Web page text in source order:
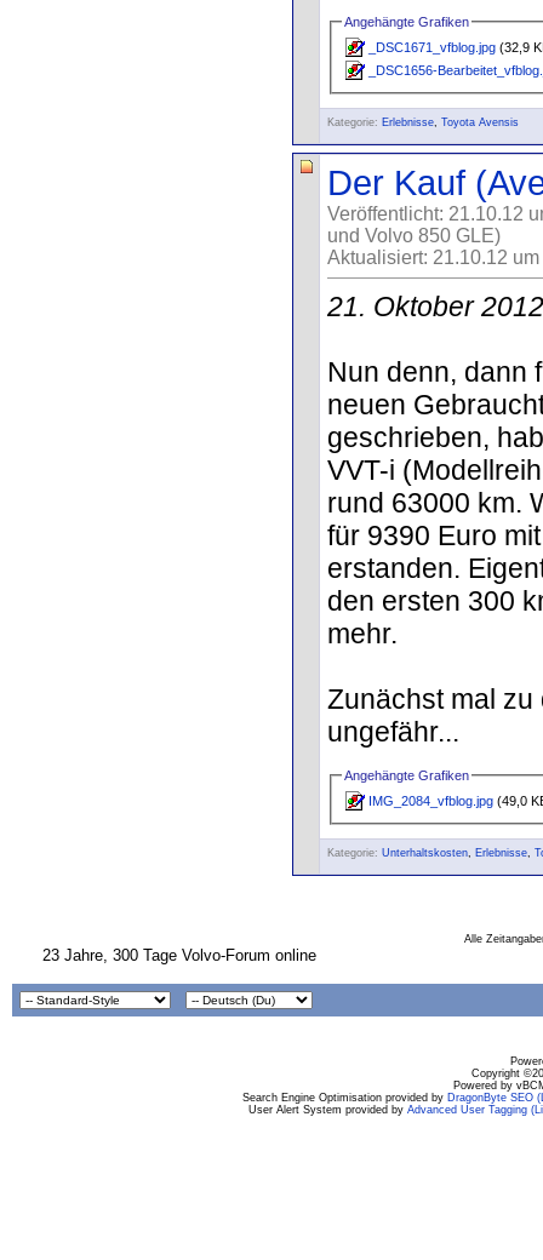
Angehängte Grafiken
_DSC1671_vfblog.jpg (32,9
_DSC1656-
Kategorie: Erlebnisse, Toyota Avensis
Der Kauf
Veröffentlicht: 21.10.12
und Volvo 850 GLE)
Aktualisiert: 21.10.12
21. Oktober 2012
Nun denn, dann
neuen
geschrieben,
VVT-i
rund 63000 km.
für 9390 Euro
erstanden.
den ersten 300
mehr.
Zunächst mal zu
ungefähr...
Angehängte Grafiken
IMG_2084_vfblog.jpg (49,0
Kategorie: Unterhaltskosten, Erlebnisse,
Alle
23 Jahre, 300 Tage Volvo-Forum online
Copyright
Powered by
Search Engine Optimisation provided by DragonByte SEO
User Alert System provided by Advanced User Tagging